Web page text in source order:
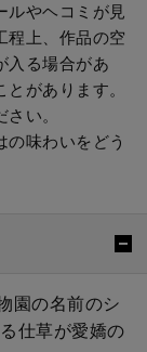
ルやヘコミが見
程上、作品の空
入る場合があ
があります。
い。
の味わいをどう
園の名前のシ
仕草が愛嬌の